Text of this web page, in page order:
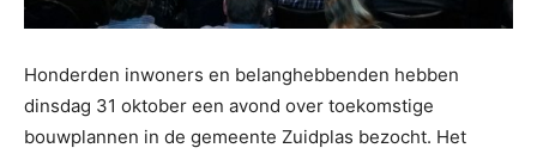
Honderden inwoners en belanghebbenden hebben
dinsdag 31 oktober een avond over toekomstige
bouwplannen in de gemeente Zuidplas bezocht. Het